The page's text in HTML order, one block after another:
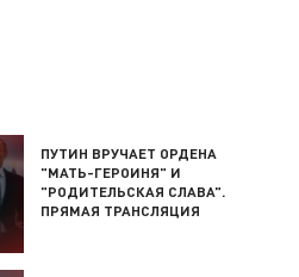
ПУТИН ВРУЧАЕТ ОРДЕНА
"МАТЬ-ГЕРОИНЯ" И
"РОДИТЕЛЬСКАЯ СЛАВА".
ПРЯМАЯ ТРАНСЛЯЦИЯ